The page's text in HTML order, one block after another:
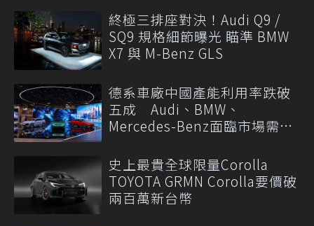
終極三排座對決！Audi Q9 /
SQ9 規格細節曝光 瞄準 BMW
X7 與 M-Benz GLS
德系車廠中國產能利用率跌破
五成 Audi、BMW、
Mercedes-Benz面臨市場需求
史上最貴全球限量Corolla
TOYOTA GRMN Corolla要價破
兩百萬新台幣